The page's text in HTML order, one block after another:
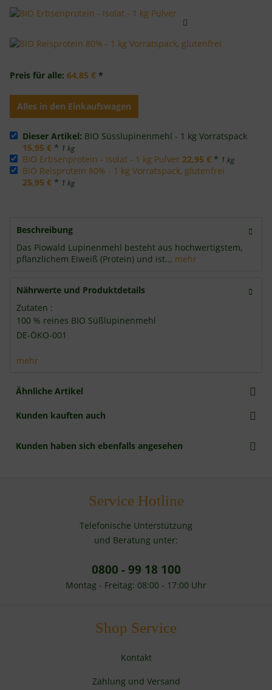
Preis für alle: 64,85 € *
Alles in den Einkaufswagen
Dieser Artikel: BIO Süsslupinenmehl - 1 kg Vorratspack
15,95 € * 1 kg
BIO Erbsenprotein - Isolat - 1 kg Pulver 22,95 € * 1 kg
BIO Reisprotein 80% - 1 kg Vorratspack, glutenfrei
25,95 € * 1 kg
Beschreibung
Das Piowald Lupinenmehl besteht aus hochwertigstem,
pflanzlichem Eiweiß (Protein) und ist... mehr
Nährwerte und Produktdetails
Zutaten :
100 % reines BIO Süßlupinenmehl
DE-ÖKO-001
mehr
Ähnliche Artikel
Kunden kauften auch
Kunden haben sich ebenfalls angesehen
Service Hotline
Telefonische Unterstützung
und Beratung unter:
0800 - 99 18 100
Montag - Freitag: 08:00 - 17:00 Uhr
Shop Service
Kontakt
Zahlung und Versand